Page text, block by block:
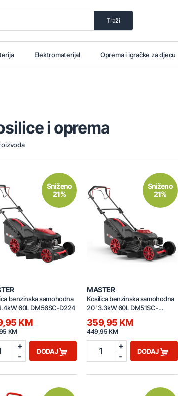
Traži
Elektromaterijal Oprema i igračke za djecu
i oprema
Sniženo
21%
benzinska samohodna
60L DM56SC-D224
KM
KM
+
-
DODAJ
Sniženo
21%
MASTER
Kosilica benzinska samohodna
20" 3.3kW 60L DM51SC-
359,95 KM
449,95 KM
1
+
-
DODAJ